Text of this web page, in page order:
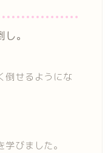
。
倒せるようにな
びました。